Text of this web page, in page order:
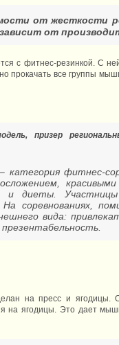
от жесткости
от
с фитнес-резинкой. С
прокачать все группы
призер
категория фитнес-
и диеты.
соревнованиях,
вида:
на пресс и ягодицы.
на ягодицы. Это дает